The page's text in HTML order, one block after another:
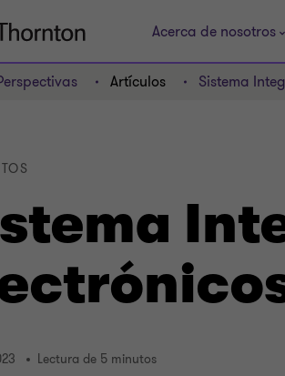
Acerca de nosotros
Artículos Sistema
Lectura de 5 minutos